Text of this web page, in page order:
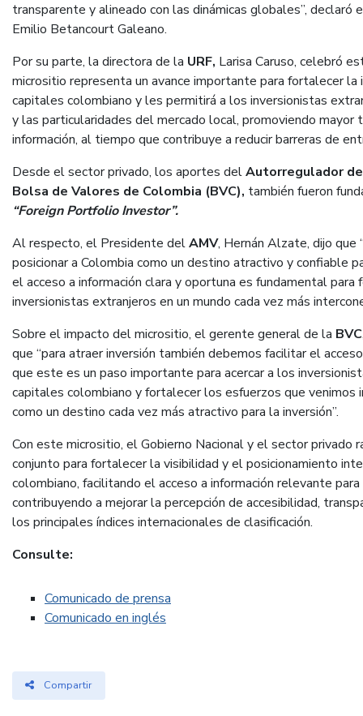
transparente y alineado con las dinámicas globales”,
Emilio Betancourt Galeano.
Por su parte, la directora de la URF, Larisa Caruso, celebró
micrositio representa un avance importante para fortalecer la
capitales colombiano y les permitirá a los inversionistas
y las particularidades del mercado local, promoviendo mayor
información, al tiempo que contribuye a reducir barreras de
Desde el sector privado, los aportes delAutorregulador
Bolsa de Valores de Colombia (BVC), también fueron
“Foreign Portfolio Investor”.
Al respecto, el Presidente delAMV, Hernán Alzate, dijo que
posicionar a Colombia como un destino atractivo y confiable
el acceso a información clara y oportuna es fundamental
inversionistas extranjeros en un mundo cada vez más
Sobre el impacto del micrositio, el gerente general de la BVC
que “para atraer inversión también debemos facilitar el
que este es un paso importante para acercar a los
capitales colombiano y fortalecer los esfuerzos que venimos
como un destino cada vez más atractivo para la inversión”.
Con este micrositio, el Gobierno Nacional y el sector privado
conjunto para fortalecer la visibilidad y el posicionamiento
colombiano, facilitando el acceso a información relevante
contribuyendo a mejorar la percepción de accesibilidad,
los principales índices internacionales de clasificación.
Consulte:
Comunicado de prensa
Comunicado en inglés
Compartir